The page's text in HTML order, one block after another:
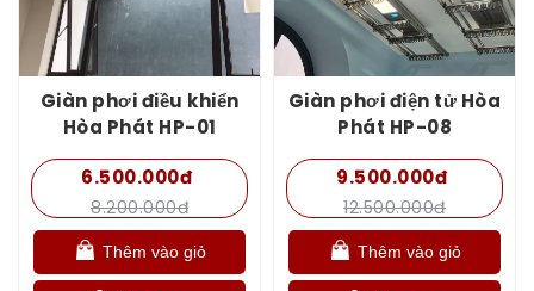
Giàn phơi điều khiển
Hòa Phát HP-01
6.500.000đ
8.200.000đ
Thêm vào giỏ
Giàn phơi điện tử Hòa
Phát HP-08
9.500.000đ
12.500.000đ
Thêm vào giỏ